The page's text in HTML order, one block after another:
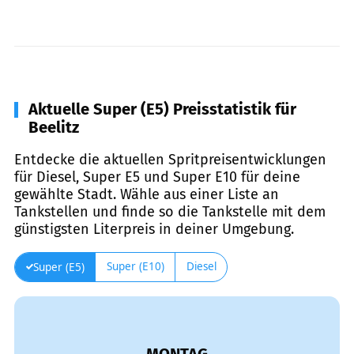
Aktuelle Super (E5) Preisstatistik für
Beelitz
Entdecke die aktuellen Spritpreisentwicklungen
für Diesel, Super E5 und Super E10 für deine
gewählte Stadt. Wähle aus einer Liste an
Tankstellen und finde so die Tankstelle mit dem
günstigsten Literpreis in deiner Umgebung.
Super (E5) Super (E10) Diesel